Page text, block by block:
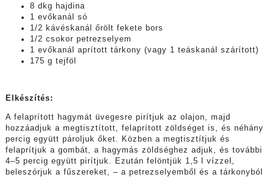
8 dkg hajdina
1 evőkanál só
1/2 kávéskanál őrölt fekete bors
1/2 csokor petrezselyem
1 evőkanál aprított tárkony (vagy 1 teáskanál szárított)
175 g tejföl
Elkészítés:
A felaprított hagymát üvegesre pirítjuk az olajon, majd
hozzáadjuk a megtisztított, felaprított zöldséget is, és néhány
percig együtt pároljuk őket. Közben a megtisztítjuk és
felaprítjuk a gombát, a hagymás zöldséghez adjuk, és további
4–5 percig együtt pirítjuk. Ezután felöntjük 1,5 l vízzel,
beleszórjuk a fűszereket, – a petrezselyemből és a tárkonyból